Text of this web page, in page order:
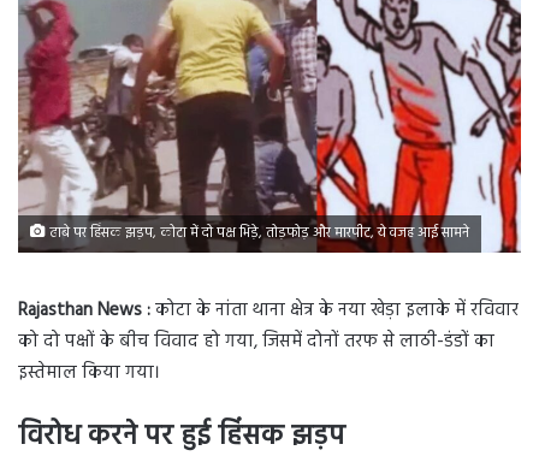
ढाबे पर हिंसक झड़प, कोटा में दो पक्ष भिड़े, तोड़फोड़ और मारपीट, ये वजह आई सामने
Rajasthan News :कोटा के नांता थाना क्षेत्र के नया खेड़ा इलाके में रविवार
को दो पक्षों के बीच विवाद हो गया, जिसमें दोनों तरफ से लाठी-डंडों का
इस्तेमाल किया गया।
विरोध करने पर हुई हिंसक झड़प